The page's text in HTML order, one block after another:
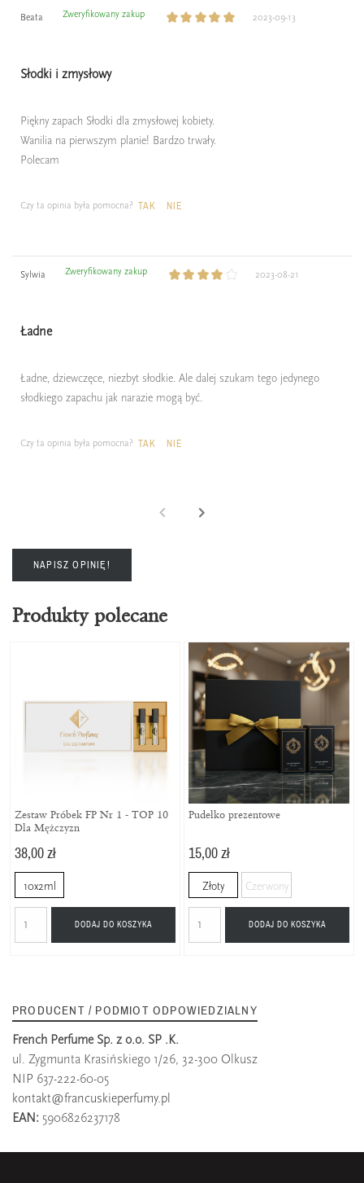
Beata Zweryfikowany zakup 2023-09-13
Słodki i zmysłowy
Piękny zapach Słodki dla zmysłowej kobiety.
Wanilia na pierwszym planie! Bardzo trwały.
Polecam
Czy ta opinia była pomocna? TAK NIE
Sylwia Zweryfikowany zakup 2023-08-21
Ładne
Ładne, dziewczęce, niezbyt słodkie. Ale dalej szukam tego jedynego
słodkiego zapachu jak narazie mogą być.
Czy ta opinia była pomocna? TAK NIE
NAPISZ OPINIĘ!
Produkty polecane
Zestaw Próbek FP Nr 1 - TOP 10
Dla Mężczyzn
38,00 zł
10x2ml
DODAJ DO KOSZYKA
Pudełko prezentowe
15,00 zł
Złoty Czerwony
DODAJ DO KOSZYKA
PRODUCENT / PODMIOT ODPOWIEDZIALNY
French Perfume Sp. z o.o. SP .K.
ul. Zygmunta Krasińskiego 1/26, 32-300 Olkusz
NIP 637-222-60-05
kontakt@francuskieperfumy.pl
EAN: 5906826237178